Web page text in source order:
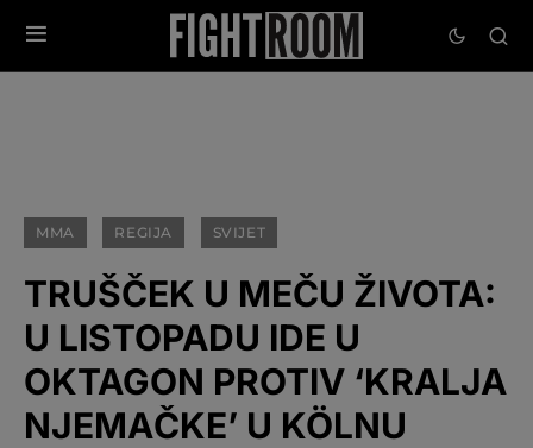
MMA REGIJA SVIJET
TRUŠČEK U MEČU ŽIVOTA:
U LISTOPADU IDE U
OKTAGON PROTIV ‘KRALJA
NJEMAČKE’ U KÖLNU